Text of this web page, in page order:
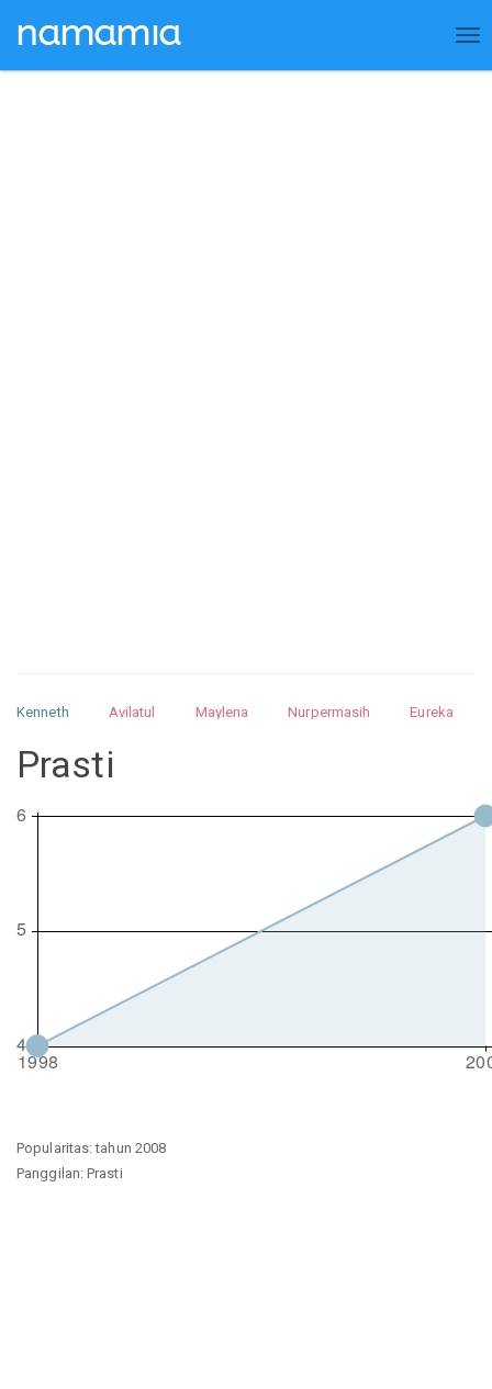
Kenneth Avilatul Maylena Nurpermasih
Eureka
Nurhilman
Pathin
Prasti
Popularitas: tahun 2008
Panggilan: Prasti